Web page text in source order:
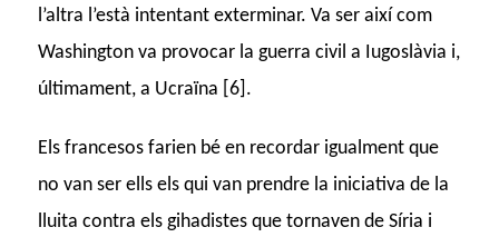
l’altra l’està intentant exterminar. Va ser així com
Washington va provocar la guerra civil a Iugoslàvia i,
últimament, a Ucraïna [6].
Els francesos farien bé en recordar igualment que
no van ser ells els qui van prendre la iniciativa de la
lluita contra els gihadistes que tornaven de Síria i